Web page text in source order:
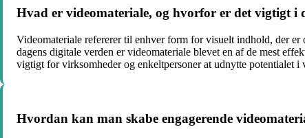
Hvad er videomateriale, og hvorfor er det vigtigt i
Videomateriale refererer til enhver form for visuelt indhold, der
dagens digitale verden er videomateriale blevet en af de mest
vigtigt for virksomheder og enkeltpersoner at udnytte potentialet
Hvordan kan man skabe engagerende